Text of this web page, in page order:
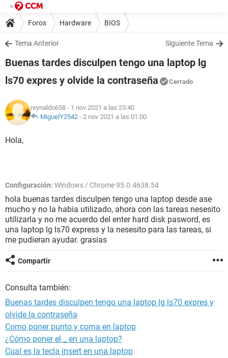
Foros Hardware BIOS
Tema Anterior Siguiente Tema
Buenas tardes disculpen tengo una laptop lg
ls70 expres y olvide la contraseña
Cerrado
reynaldo658 - 1 nov 2021 a las 23:40
MiguelY2542 - 2 nov 2021 a las 01:00
Hola,
Configuración: Windows / Chrome 95.0.4638.54
hola buenas tardes disculpen tengo una laptop desde ase
mucho y no la habia utilizado, ahora con las tareas nesesito
utilizarla y no me acuerdo del enter hard disk pasword, es
una laptop lg ls70 express y la nesesito para las tareas, si
me pudieran ayudar. grasias
Compartir
Consulta también:
Buenas tardes disculpen tengo una laptop lg ls70 expres y
olvide la contraseña
Como poner punto y coma en laptop
¿Cómo poner el _ en una laptop?
Cual es la tecla insert en una laptop